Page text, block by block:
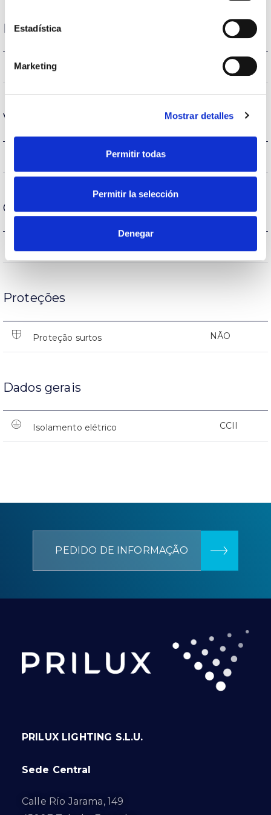
Estadística
Marketing
Mostrar detalles
Permitir todas
Permitir la selección
Denegar
Desempenho
Fluxo (lm)
Vida
(L70B50>)50.000h
Condição de funcionamento
Proteções
Proteção surtos NÃO
Dados gerais
Isolamento elétrico CCII
PEDIDO DE INFORMAÇÃO
PRILUX LIGHTING S.L.U.
Sede Central
Calle Río Jarama, 149